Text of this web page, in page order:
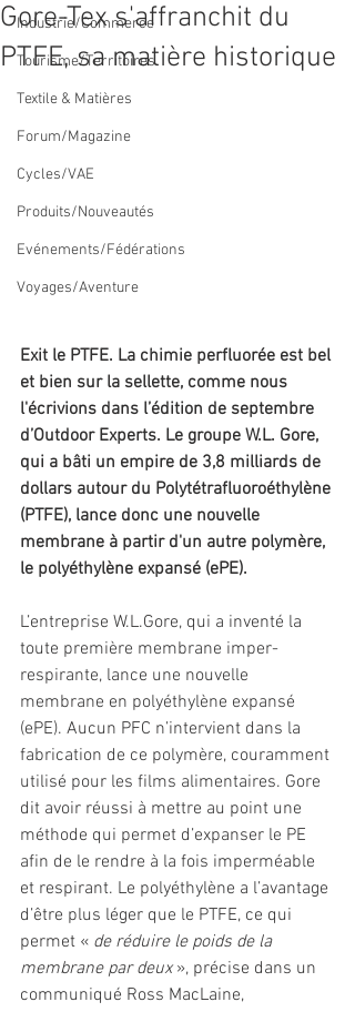
Industrie/Commerce
Tourisme/Territoires
Textile & Matières
Forum/Magazine
Cycles/VAE
Produits/Nouveautés
Evénements/Fédérations
Voyages/Aventure
Gore-Tex s'affranchit du
PTFE, sa matière historique
Exit le PTFE. La chimie perfluorée est bel
et bien sur la sellette, comme nous
l'écrivions dans l’édition de septembre
d’Outdoor Experts. Le groupe W.L. Gore,
qui a bâti un empire de 3,8 milliards de
dollars autour du Polytétrafluoroéthylène
(PTFE), lance donc une nouvelle
membrane à partir d'un autre polymère,
le polyéthylène expansé (ePE).
L’entreprise W.L.Gore, qui a inventé la
toute première membrane imper-
respirante, lance une nouvelle
membrane en polyéthylène expansé
(ePE). Aucun PFC n’intervient dans la
fabrication de ce polymère, couramment
utilisé pour les films alimentaires. Gore
dit avoir réussi à mettre au point une
méthode qui permet d’expanser le PE
afin de le rendre à la fois imperméable
et respirant. Le polyéthylène a l’avantage
d’être plus léger que le PTFE, ce qui
permet « de réduire le poids de la
membrane par deux », précise dans un
communiqué Ross MacLaine,